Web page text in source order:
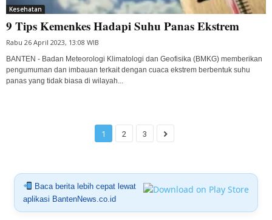
Kesehatan
9 Tips Kemenkes Hadapi Suhu Panas Ekstrem
Rabu 26 April 2023, 13:08 WIB
BANTEN - Badan Meteorologi Klimatologi dan Geofisika (BMKG) memberikan
pengumuman dan imbauan terkait dengan cuaca ekstrem berbentuk suhu
panas yang tidak biasa di wilayah...
1 2 3
Baca berita lebih cepat lewat
aplikasi BantenNews.co.id